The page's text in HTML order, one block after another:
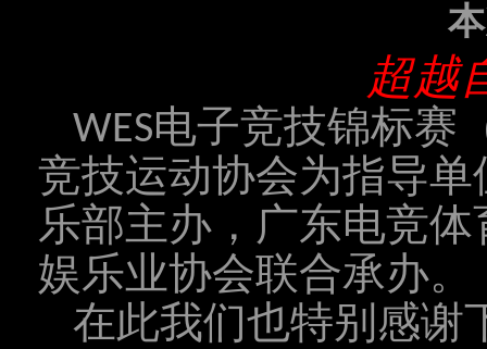
超越
WES电子竞技锦标赛
竞技运动协会为指导
乐部主办，广东电竞
娱乐业协会联合承办。
在此我们也特别感谢